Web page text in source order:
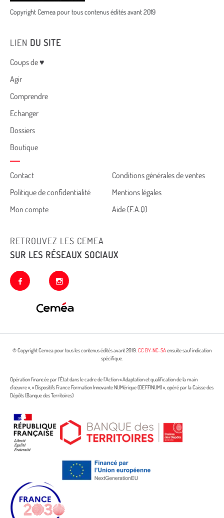
Copyright Cemea pour tous contenus édités avant 2019
LIEN DU SITE
Menu
Coups de ♥
Agir
Comprendre
Echanger
Dossiers
Boutique
Cemea
footer
Contact
Conditions générales de ventes
Politique de confidentialité
Mentions légales
Mon compte
Aide (F.A.Q)
RETROUVEZ LES CEMEA
SUR LES RÉSEAUX SOCIAUX
facebook instagram
© Copyright Cemea pour tous les contenus édités avant 2019. CC BY-NC-SAensuite sauf indication
spécifique.
Opération financée par l’État dans le cadre de l’Action « Adaptation et qualification de la main
d’œuvre », « Dispositifs France Formation Innovante NUMérique (DEFFINUM) », opéré par la Caisse des
Dépôts (Banque des Territoires)